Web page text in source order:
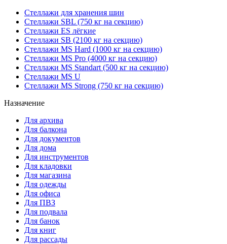
Стеллажи для хранения шин
Стеллажи SBL (750 кг на секцию)
Стеллажи ES лёгкие
Стеллажи SB (2100 кг на секцию)
Стеллажи MS Hard (1000 кг на секцию)
Стеллажи MS Pro (4000 кг на секцию)
Стеллажи MS Standart (500 кг на секцию)
Стеллажи MS U
Стеллажи MS Strong (750 кг на секцию)
Назначение
Для архива
Для балкона
Для документов
Для дома
Для инструментов
Для кладовки
Для магазина
Для одежды
Для офиса
Для ПВЗ
Для подвала
Для банок
Для книг
Для рассады